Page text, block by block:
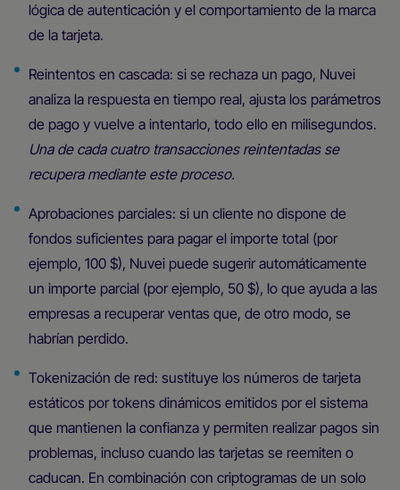
lógica de autenticación y el comportamiento de la marca
de la tarjeta.
Reintentos en cascada: si se rechaza un pago, Nuvei
analiza la respuesta en tiempo real, ajusta los parámetros
de pago y vuelve a intentarlo, todo ello en milisegundos.
Una de cada cuatro transacciones reintentadas se
recupera mediante este proceso.
Aprobaciones parciales: si un cliente no dispone de
fondos suficientes para pagar el importe total (por
ejemplo, 100 $), Nuvei puede sugerir automáticamente
un importe parcial (por ejemplo, 50 $), lo que ayuda a las
empresas a recuperar ventas que, de otro modo, se
habrían perdido. ‍
Tokenización de red: sustituye los números de tarjeta
estáticos por tokens dinámicos emitidos por el sistema
que mantienen la confianza y permiten realizar pagos sin
problemas, incluso cuando las tarjetas se reemiten o
caducan. En combinación con criptogramas de un solo